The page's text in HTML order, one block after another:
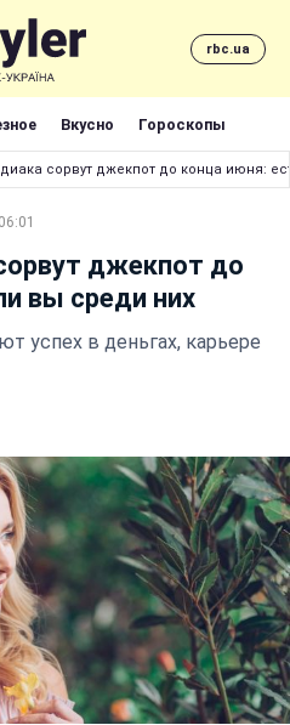
rbc.ua
Вкусно Гороскопы
сорвут джекпот до конца июня:
джекпот до
вы среди них
успех в деньгах, карьере